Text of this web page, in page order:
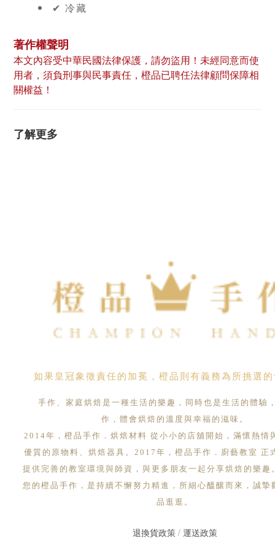
✔︎ 冷藏
著作權聲明
本文內容受中華民國法律保護，請勿盜用！未經同意而使
用者，須負刑事與民事責任，橙品已聘任法律顧問保障相
關權益！
了解更多
如果皇冠象徵責任的加冕，橙品則有義務為所挑選
手作、家庭烘焙是一種生活的樂趣，同時也是生活的體驗
作，體會烘焙的溫度與幸福的滋味。
2014年，橙品手作．烘焙材料 從小小的店舖開始，滿懷熱情
優質的原物料、烘焙器具。2017年，橙品手作．廚藝教室 正
提供完善的教室環境與師資，與更多朋友一起分享烘焙的樂趣
您的橙品手作，是持續不懈努力精進，所細心醞釀而來，誠摯
品逛逛。
退換貨政策/ 運送政策